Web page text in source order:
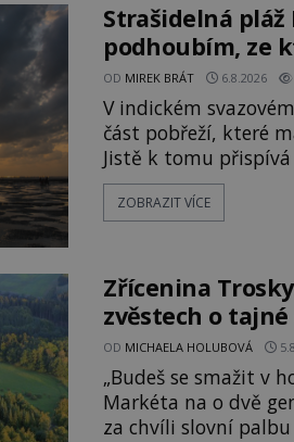
Strašidelná pláž
podhoubím, ze
OD MIREK BRÁT 6.8.2026
V indickém
část pobřeží, které
Jistě k tomu přispívá
má pláž takové netypické
pravdivé historky, že
ZOBRAZIT VÍCE
Zřícenina
zvěstech o tajné
OD MICHAELA HOLUBOVÁ
„Budeš se smažit v
Markéta na o dvě
za chvíli slovní